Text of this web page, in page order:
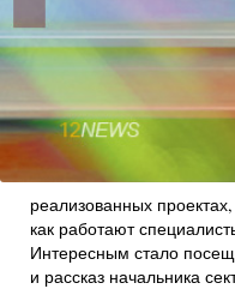
реализованных
как работают
Интересным стало
и рассказ начальника